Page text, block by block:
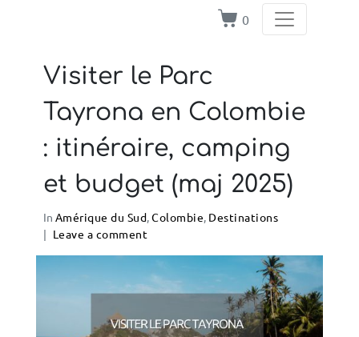
0
Visiter le Parc
Tayrona en Colombie
: itinéraire, camping
et budget (maj 2025)
In Amérique du Sud,Colombie, Destinations
Leave a comment